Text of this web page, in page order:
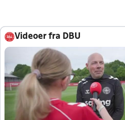
Videoer fra DBU